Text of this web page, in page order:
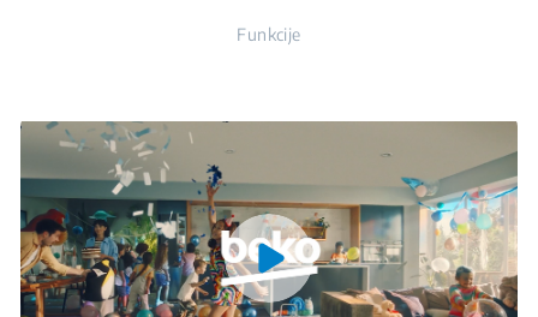
Funkcije